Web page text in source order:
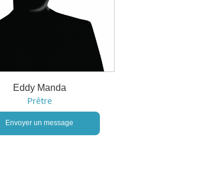
Eddy Manda
Prêtre
Envoyer un message